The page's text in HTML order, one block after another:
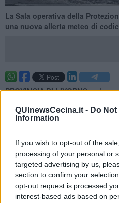
QUInewsCecina.it - Do
Information
If you wish to opt-out of the
processing of your personal or
targeted advertising by us,
section to confirm your
opt-out request is processed
interest-based ads based on
La Sala operativa della
una nuova allerta meteo di
PROVINCIA DI LIVORNO —In
transitato questa mattina con
sulla Toscana persistono
rovesci e occasionali temporali.
zone settentrionali, destinata a
della giornata di domani.